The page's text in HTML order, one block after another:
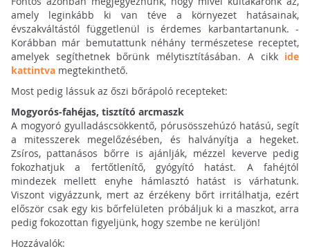
amely leginkább ki van téve a környezet hatásainak,
évszakváltástól függetlenül is érdemes karbantartanunk. -
Korábban már bemutattunk néhány természetese receptet,
amelyek segíthetnek bőrünk mélytisztításában. A cikk ide
kattintvamegtekinthető.
Most pedig lássuk az őszi bőrápoló recepteket:
Mogyorós-fahéjas, tisztító arcmaszk
A mogyoró gyulladáscsökkentő, pórusösszehúzó hatású, segít
a mitesszerek megelőzésében, és halványítja a hegeket.
Zsíros, pattanásos bőrre is ajánlják, mézzel keverve pedig
fokozhatjuk a fertőtlenítő, gyógyító hatást. A fahéjtól
mindezek mellett enyhe hámlasztó hatást is várhatunk.
Viszont vigyázzunk, mert az érzékeny bőrt irritálhatja, ezért
először csak egy kis bőrfelületen próbáljuk ki a maszkot, arra
pedig fokozottan figyeljünk, hogy szembe ne kerüljön!
Hozzávalók: